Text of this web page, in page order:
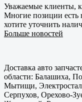
Уважаемые клиенты,
Многие позиции есть
хотите уточнить
Больше новостей
Доставка авто
области: Балашиха,
Мытищи,
Серпухов, Орехово-